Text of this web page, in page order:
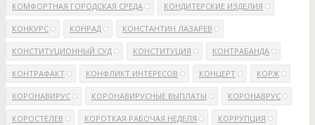
КОМФОРТНАЯ ГОРОДСКАЯ СРЕДА КОНДИТЕРСКИЕ ИЗДЕЛИЯ
КОНКУРС КОНРАД КОНСТАНТИН ЛАЗАРЕВ
КОНСТИТУЦИОННЫЙ СУД КОНСТИТУЦИЯ КОНТРАБАНДА
КОНТРАФАКТ КОНФЛИКТ ИНТЕРЕСОВ КОНЦЕРТ КОРЖ
КОРОНАВИРУС КОРОНАВИРУСНЫЕ ВЫПЛАТЫ КОРОНАВРУС
КОРОСТЕЛЕВ КОРОТКАЯ РАБОЧАЯ НЕДЕЛЯ КОРРУПЦИЯ